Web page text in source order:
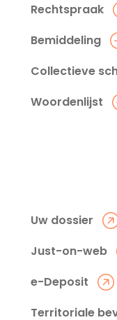
Rechtspraak
Bemiddeling
Collectieve
Woordenlijst
Uw dossier
Just-on-web
e-Deposit
Territoriale